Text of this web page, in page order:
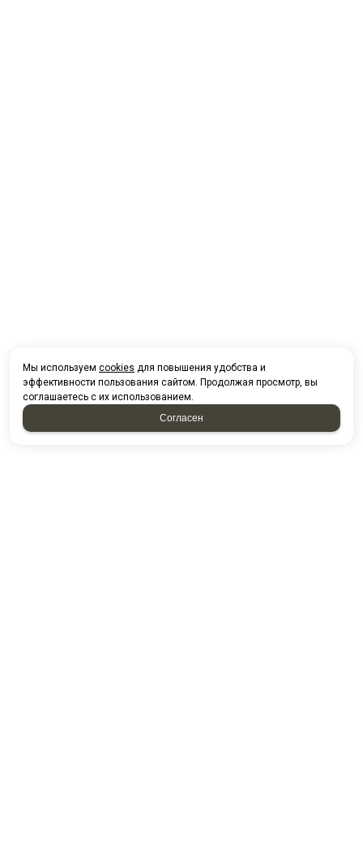
Мы используем cookies для повышения удобства и
эффективности пользования сайтом. Продолжая просмотр, вы
соглашаетесь с их использованием.
Согласен